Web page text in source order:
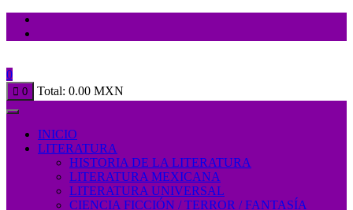
0
0 Total: 0.00 MXN
INICIO
LITERATURA
HISTORIA DE LA LITERATURA
LITERATURA MEXICANA
LITERATURA UNIVERSAL
CIENCIA FICCIÓN / TERROR / FANTASÍA